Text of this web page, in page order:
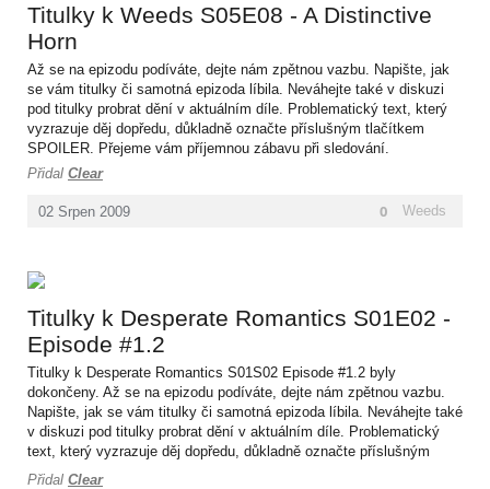
02 Srpen 2009
Titulky k Weeds S05E08 - A Distinctive
Horn
Až se na epizodu podíváte, dejte nám zpětnou vazbu. Napište, jak
se vám titulky či samotná epizoda líbila. Neváhejte také v diskuzi
pod titulky probrat dění v aktuálním díle. Problematický text, který
vyzrazuje děj dopředu, důkladně označte příslušným tlačítkem
SPOILER. Přejeme vám příjemnou zábavu při sledování.
Přidal Clear
0 Weeds
Titulky k Desperate Romantics S01E02 -
Episode #1.2
Titulky k Desperate Romantics S01S02 Episode #1.2 byly
dokončeny. Až se na epizodu podíváte, dejte nám zpětnou vazbu.
Napište, jak se vám titulky či samotná epizoda líbila. Neváhejte také
v diskuzi pod titulky probrat dění v aktuálním díle. Problematický
text, který vyzrazuje děj dopředu, důkladně označte příslušným
tlačítkem SPOILER. Přejeme vám příjemnou zábavu při sledování.
Přidal Clear